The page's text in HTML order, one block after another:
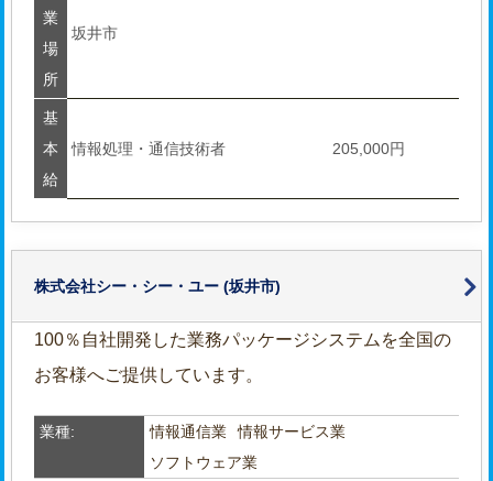
業
場
所
坂井市
基
本
給
情報処理・通信技術者 205,000円
株式会社シー・シー・ユー (坂井市)
100％自社開発した業務パッケージシステムを全国の
お客様へご提供しています。
業種: 情報通信業
情報サービス業
ソフトウェア業